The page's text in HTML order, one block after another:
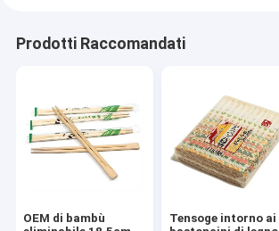
Prodotti Raccomandati
OEM di bambù
Tensoge intorno ai